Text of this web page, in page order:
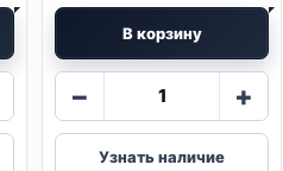
В корзину
−
Количество
контрсекс
+
Узнать наличие